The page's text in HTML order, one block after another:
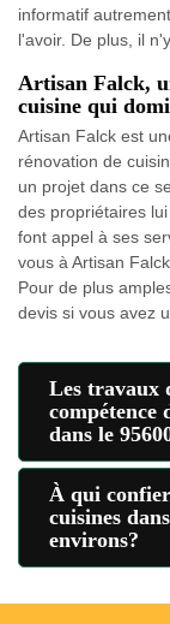
informatif
l'avoir. De plus, il
Artisan Falck,
cuisine qui
Artisan Falck est
rénovation de
un projet dans ce
des propriétaires
font appel à ses
vous à Artisan
Pour de plus
devis si vous avez
Les travaux
compétence
dans le
À qui
cuisines
environs?